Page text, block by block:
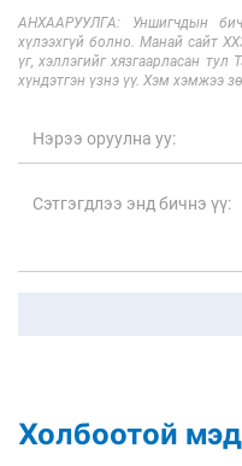
АНХААРУУЛГА: Уншигчдын
хүлээхгүй болно. Манай сайт
үг, хэллэгийг хязгаарласан
хүндэтгэн үзнэ үү. Хэм хэмжээ
Холбоотой